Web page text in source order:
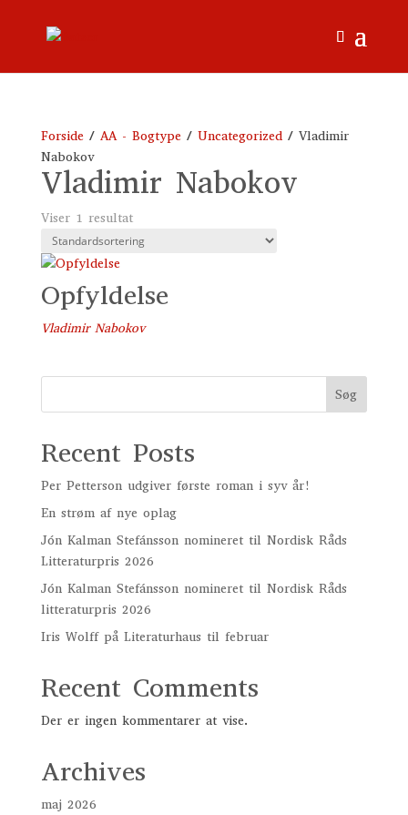
Forside/ AA - Bogtype/ Uncategorized/ Vladimir
Nabokov
Vladimir Nabokov
Viser 1 resultat
Opfyldelse
Vladimir Nabokov
Søg
Recent Posts
Per Petterson udgiver første roman i syv år!
En strøm af nye oplag
Jón Kalman Stefánsson nomineret til Nordisk Råds
Litteraturpris 2026
Jón Kalman Stefánsson nomineret til Nordisk Råds
litteraturpris 2026
Iris Wolff på Literaturhaus til februar
Recent Comments
Der er ingen kommentarer at vise.
Archives
maj 2026